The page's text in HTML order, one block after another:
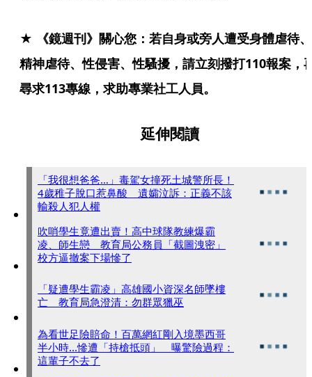
★ 《鏡週刊》關心您：若自身或旁人遭受身體虐待、
精神虐待、性侵害、性騷擾，請立刻撥打110報案，
尋求113專線，求助專業社工人員。
延伸閱讀
「我很想爸爸…」毒駕女撞死土城警所長！
4歲稚子脫口惹鼻酸 遺孀泣訴：正義不該
輸殺人犯人權
吹哨學生竟遭出賣！高中球隊教練爆霸
凌、師生戀 教育局公務員「截圖洩密」
校方逼撤案下場慘了
「疑遭學生霸凌」高雄國小資深名師墜樓
亡 教育局急澄清：勿群眾獵巫
為看世足險賠命！百萬網紅剛入境墨西哥
半小時...慘遭「持槍抵頭」 曝驚險過程：
這輩子不去了